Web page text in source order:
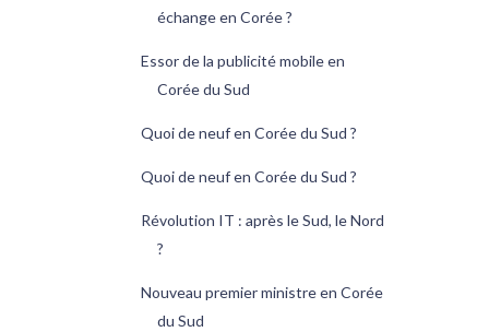
échange en Corée ?
Essor de la publicité mobile en
Corée du Sud
Quoi de neuf en Corée du Sud ?
Quoi de neuf en Corée du Sud ?
Révolution IT : après le Sud, le Nord
?
Nouveau premier ministre en Corée
du Sud